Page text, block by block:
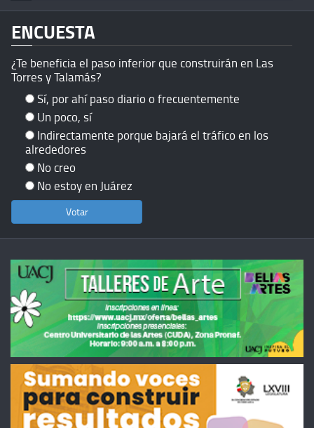
ENCUESTA
¿Te beneficia el paso inferior que construirán en Las
Torres y Talamás?
Sí, por ahí paso diario o frecuentemente
Un poco, sí
Indirectamente porque bajará el tráfico en los
alrededores
No creo
No estoy en Juárez